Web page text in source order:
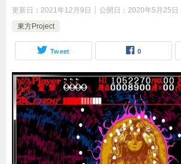
更新日： 2021年12月9日 公開日： 2020年5月25日
東方Project
Tweet 0